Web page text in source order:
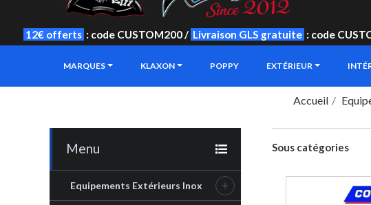
12€ offerts : code CUSTOM200 / Livraison GLS gratuite : code
MARQUES KLAXON POPPY EXTÉRIEUR
Accueil
Menu
Equipements Extérieurs Inox 
Sous catégories